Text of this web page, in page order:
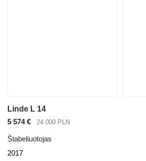
Linde L 14
5 574 €
24 000 PLN
Štabeliuotojas
2017